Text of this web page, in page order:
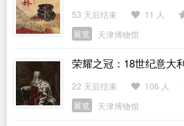
藏书画特展
53 天后结束 11 人
展览
天津博物馆
荣耀之冠：18世纪意大
22 天后结束 106 人
展览
天津博物馆